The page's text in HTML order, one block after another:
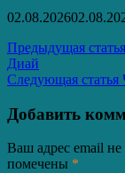
02.08.2026
Навигация
по
Предыдущая статья
Диай
Следующая статья
Добавить
Ваш адрес email не
помечены *